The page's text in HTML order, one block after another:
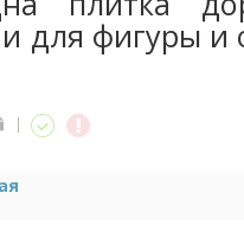
для фигуры и